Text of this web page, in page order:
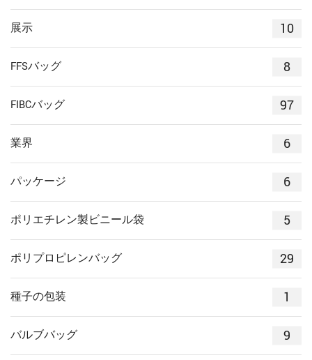
展示 10
FFSバッグ 8
FIBCバッグ 97
業界 6
パッケージ 6
ポリエチレン製ビニール袋 5
ポリプロピレンバッグ 29
種子の包装 1
バルブバッグ 9